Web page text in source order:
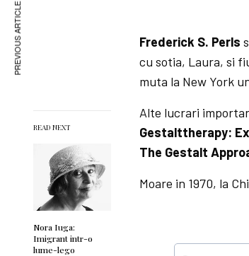
READ NEXT
Nora Iuga:
Imigrant intr-o
lume-lego
Frederick S. Perls
cu sotia, Laura, si
muta la New York
Alte lucrari
Gestalttherapy:
The Gestalt
Moare in 1970, la
PREVIOUS ARTICLE